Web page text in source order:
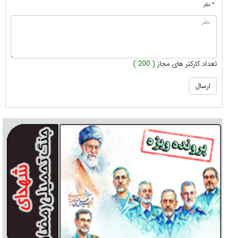
* نظر
تعداد کارکتر های مجاز ( 200 )